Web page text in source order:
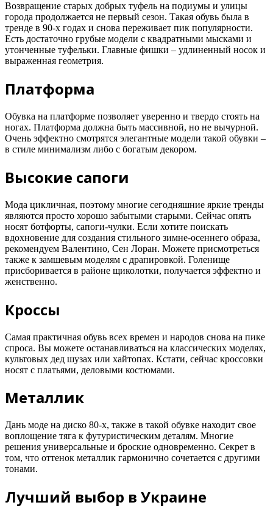
Возвращение старых добрых туфель на подиумы и улицы
города продолжается не первый сезон. Такая обувь была в
тренде в 90-х годах и снова переживает пик популярности.
Есть достаточно грубые модели с квадратными мысками и
утонченные туфельки. Главные фишки – удлиненный носок и
выраженная геометрия.
Платформа
Обувка на платформе позволяет уверенно и твердо стоять на
ногах. Платформа должна быть массивной, но не вычурной.
Очень эффектно смотрятся элегантные модели такой обувки –
в стиле минимализм либо с богатым декором.
Высокие сапоги
Мода цикличная, поэтому многие сегодняшние яркие тренды
являются просто хорошо забытыми старыми. Сейчас опять
носят ботфорты, сапоги-чулки. Если хотите поискать
вдохновение для создания стильного зимне-осеннего образа,
рекомендуем Валентино, Сен Лоран. Можете присмотреться
также к замшевым моделям с драпировкой. Голенище
присборивается в районе щиколотки, получается эффектно и
женственно.
Кроссы
Самая практичная обувь всех времен и народов снова на пике
спроса. Вы можете останавливаться на классических моделях,
культовых дед шузах или хайтопах. Кстати, сейчас кроссовки
носят с платьями, деловыми костюмами.
Металлик
Дань моде на диско 80-х, также в такой обувке находит свое
воплощение тяга к футуристическим деталям. Многие
решения универсальные и броские одновременно. Секрет в
том, что оттенок металлик гармонично сочетается с другими
тонами.
Лучший выбор в Украине